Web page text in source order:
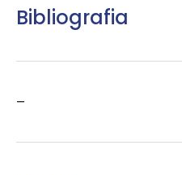
Bibliografia
–